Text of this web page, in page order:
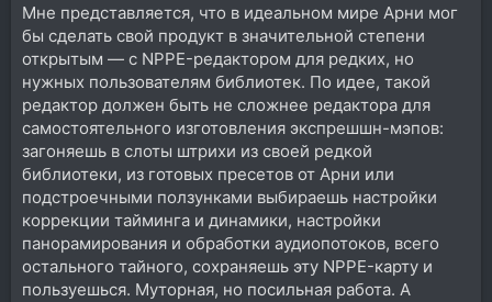
Мне представляется, что в идеальном мире Арни мог
бы сделать свой продукт в значительной степени
открытым — с NPPE-редактором для редких, но
нужных пользователям библиотек. По идее, такой
редактор должен быть не сложнее редактора для
самостоятельного изготовления экспрешшн-мэпов:
загоняешь в слоты штрихи из своей редкой
библиотеки, из готовых пресетов от Арни или
подстроечными ползунками выбираешь настройки
коррекции тайминга и динамики, настройки
панорамирования и обработки аудиопотоков, всего
остального тайного, сохраняешь эту NPPE-карту и
пользуешься. Муторная, но посильная работа. А